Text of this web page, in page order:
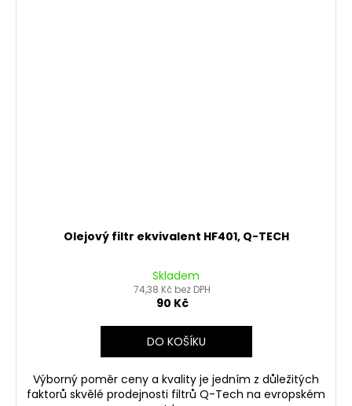
Olejový filtr ekvivalent HF401, Q-TECH
Skladem
74,38 Kč bez DPH
90 Kč
DO KOŠÍKU
Výborný poměr ceny a kvality je jedním z důležitých
faktorů skvělé prodejnosti filtrů Q-Tech na evropském